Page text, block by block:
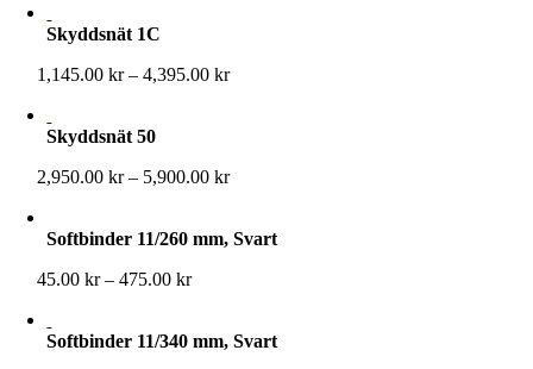
Skyddsnät 1C
1,145.00kr – 4,395.00krPrisintervall:
Skyddsnät 50
2,950.00kr – 5,900.00krPrisintervall:
5,900.00 kr
Softbinder 11/260 mm, Svart
45.00kr – 475.00krPrisintervall:
475.00 kr
Softbinder 11/340 mm, Svart